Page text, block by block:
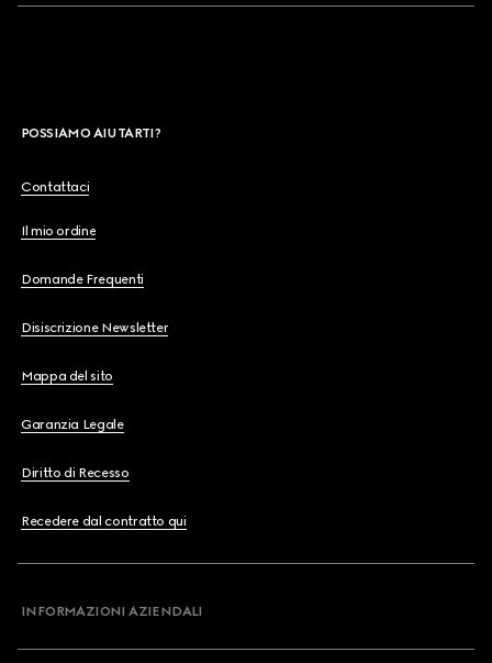
POSSIAMO AIUTARTI?
Contattaci
Il mio ordine
Domande Frequenti
Disiscrizione Newsletter
Mappa del sito
Garanzia Legale
Diritto di Recesso
Recedere dal contratto qui
INFORMAZIONI AZIENDALI